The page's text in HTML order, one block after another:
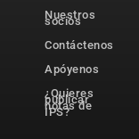
Nuestros
socios
Contáctenos
Apóyenos
¿Quieres
publicar
notas de
IPS?